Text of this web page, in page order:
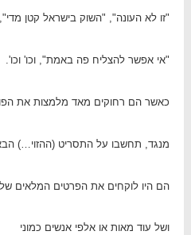
"זו לא העונה", "השוק בישראל קטן מדי",
"אי אפשר להצליח פה באמת", וכו' וכו'.
כאשר הם רחוקים מאד מלמצות את
מנגד, תחשבו על התסריט (ההזוי…)
הם היו לוקחים את הפרטים המלאים
ושל עוד מאות או אלפי אנשים כמוני